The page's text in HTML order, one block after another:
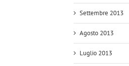
Settembre 2013
Agosto 2013
Luglio 2013